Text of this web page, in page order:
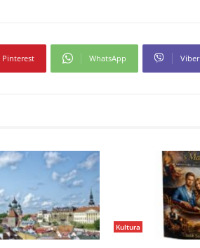
Pinterest WhatsApp Viber
Kultura